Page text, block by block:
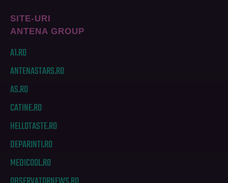
SITE-URI
ANTENA GROUP
A1.RO
ANTENASTARS.RO
AS.RO
CATINE.RO
HELLOTASTE.RO
DEPARINTI.RO
MEDICOOL.RO